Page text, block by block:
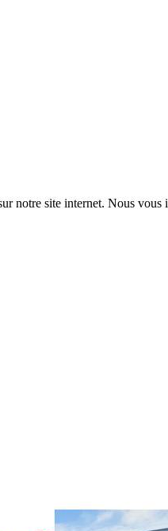
notre site internet. Nous